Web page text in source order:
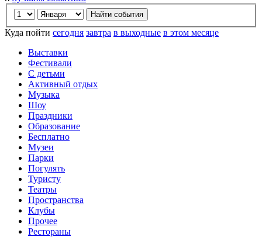
Куда пойти сегодня завтра в выходные в этом месяце
Выставки
Фестивали
С детьми
Активный отдых
Музыка
Шоу
Праздники
Образование
Бесплатно
Музеи
Парки
Погулять
Туристу
Театры
Пространства
Клубы
Прочее
Рестораны